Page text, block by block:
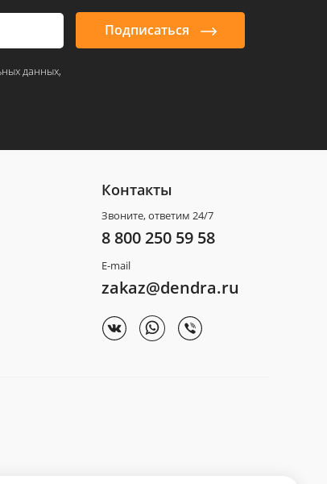
Подписаться
данных,
Контакты
Звоните, ответим 24/7
8 800 250 59 58
E-mail
zakaz@dendra.ru